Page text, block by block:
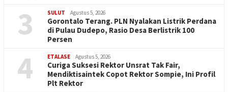
3 SULUT Agustus 5, 2026
Gorontalo Terang. PLN Nyalakan Listrik Perdana
di Pulau Dudepo, Rasio Desa Berlistrik 100
Persen
4 ETALASE Agustus 5, 2026
Curiga Suksesi Rektor Unsrat Tak Fair,
Mendiktisaintek Copot Rektor Sompie, Ini Profil
Plt Rektor